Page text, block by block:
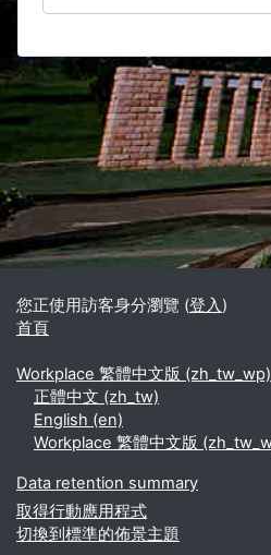
區塊
補充內容區塊
您正使用訪客身分瀏覽 (登入)
首頁
Workplace 繁體中文版 ‎(zh_tw_wp)‎
正體中文 ‎(zh_tw)‎
English ‎(en)‎
Workplace 繁體中文版
Data retention summary
取得行動應用程式
切換到標準的佈景主題